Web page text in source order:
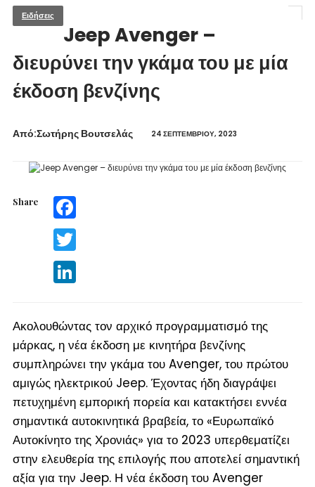
Ειδήσεις
Jeep Avenger –
διευρύνει την γκάμα του με μία
έκδοση βενζίνης
Από:Σωτήρης Βουτσελάς 24 ΣΕΠΤΕΜΒΡΊΟΥ, 2023
Share Facebook
Twitter
LinkedIn
Ακολουθώντας τον αρχικό προγραμματισμό της
μάρκας, η νέα έκδοση με κινητήρα βενζίνης
συμπληρώνει την γκάμα του Avenger, του πρώτου
αμιγώς ηλεκτρικού Jeep. Έχοντας ήδη διαγράψει
πετυχημένη εμπορική πορεία και κατακτήσει εννέα
σημαντικά αυτοκινητικά βραβεία, το «Ευρωπαϊκό
Αυτοκίνητο της Χρονιάς» για το 2023 υπερθεματίζει
στην ελευθερία της επιλογής που αποτελεί σημαντική
αξία για την Jeep. Η νέα έκδοση του Avenger